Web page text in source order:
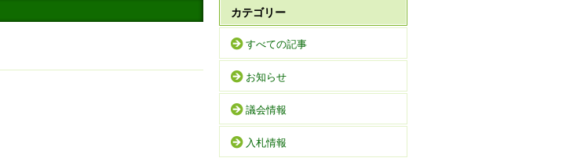
カテゴリー
すべての記事
お知らせ
議会情報
入札情報